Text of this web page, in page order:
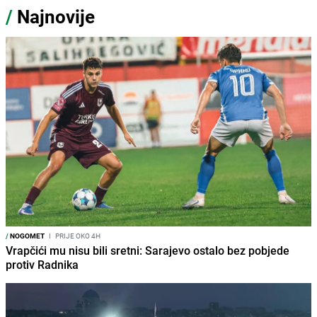
/ Najnovije
/NOGOMET I PRIJE OKO 4H
Vrapčići mu nisu bili sretni: Sarajevo ostalo bez pobjede
protiv Radnika